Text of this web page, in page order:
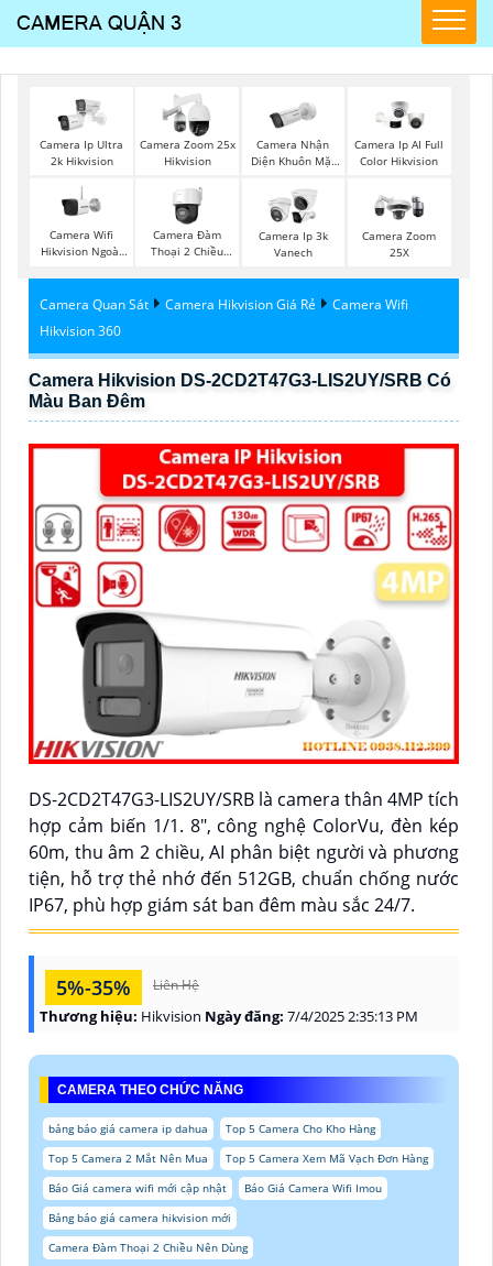
Camera Ip Ultra
2k Hikvision
Camera Zoom 25x
Hikvision
Camera Nhận
Diện Khuôn Mặt
Camera Ip AI Full
Color Hikvision
Camera Wifi
Hikvision Ngoài
Camera Đàm
Thoại 2 Chiều
Camera Ip 3k
Vanech
Camera Zoom
25X
Camera Quan Sát Camera Hikvision Giá Rẻ
Camera Wifi
Hikvision 360
Camera Hikvision DS-2CD2T47G3-LIS2UY/SRB Có
Màu Ban Đêm
DS-2CD2T47G3-LIS2UY/SRB là camera thân 4MP tích
hợp cảm biến 1/1. 8", công nghệ ColorVu, đèn kép
60m, thu âm 2 chiều, AI phân biệt người và phương
tiện, hỗ trợ thẻ nhớ đến 512GB, chuẩn chống nước
IP67, phù hợp giám sát ban đêm màu sắc 24/7.
5%-35% Liên Hệ
Thương hiệu: Hikvision Ngày đăng: 7/4/2025 2:35:13 PM
CAMERA THEO CHỨC NĂNG
bảng báo giá camera ip dahua
Top 5 Camera Cho Kho Hàng
Top 5 Camera 2 Mắt Nên Mua
Top 5 Camera Xem Mã Vạch Đơn Hàng
Báo Giá camera wifi mới cập nhật
Báo Giá Camera Wifi Imou
Bảng báo giá camera hikvision mới
Camera Đàm Thoại 2 Chiều Nên Dùng